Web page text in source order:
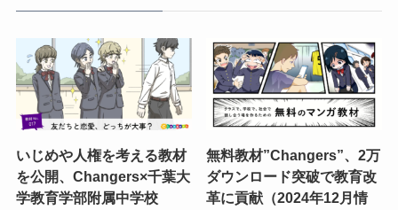
いじめや人権を考える教材
を公開、Changers×千葉大
学教育学部附属中学校
無料教材”Changers”、2万
ダウンロード突破で教育改
革に貢献（2024年12月情